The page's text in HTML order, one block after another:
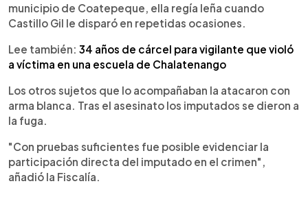
municipio de Coatepeque, ella regía leña cuando
Castillo Gil le disparó en repetidas ocasiones.
Lee también: 34 años de cárcel para vigilante que violó
a víctima en una escuela de Chalatenango
Los otros sujetos que lo acompañaban la atacaron con
arma blanca. Tras el asesinato los imputados se dieron a
la fuga.
"Con pruebas suficientes fue posible evidenciar la
participación directa del imputado en el crimen",
añadió la Fiscalía.